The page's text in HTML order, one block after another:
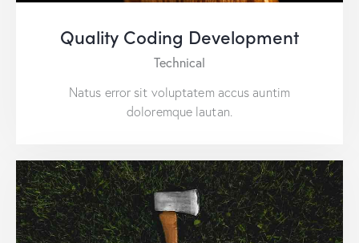
Quality Coding Development
Technical
Natus error sit voluptatem accus auntim
doloremque lautan.